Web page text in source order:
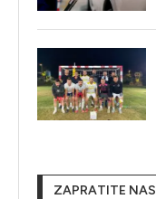
ZAPRATITE NAS